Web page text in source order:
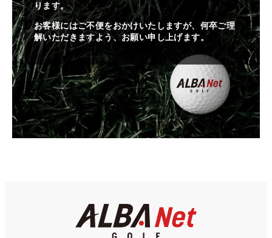
ります。
お客様にはご不便をおかけいたしますが、何卒ご理
解いただきますよう、お願い申し上げます。